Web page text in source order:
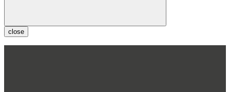
close